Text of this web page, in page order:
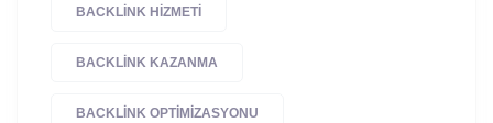
BACKLINK HIZMETI
BACKLINK KAZANMA
BACKLINK OPTIMIZASYONU